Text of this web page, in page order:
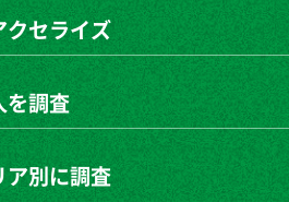
クセライズ
を調査
ア別に調査